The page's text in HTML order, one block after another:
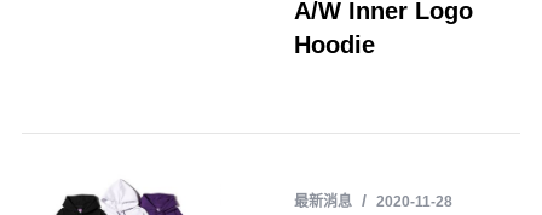
A/W Inner Logo
Hoodie
最新消息 2020-11-28